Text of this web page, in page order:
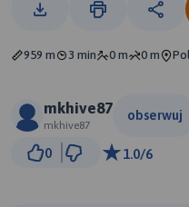
959 m 3 min 0 m 0 m
mkhive87
mkhive87
obserwuj
0 1.0/6